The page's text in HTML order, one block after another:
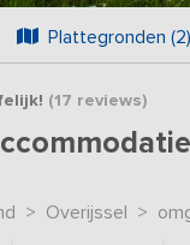
Plattegronden (2)
(17 reviews)
> Overijssel >